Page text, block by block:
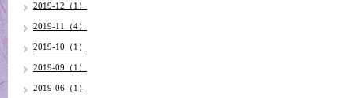
2019-12（1）
2019-11（4）
2019-10（1）
2019-09（1）
2019-06（1）